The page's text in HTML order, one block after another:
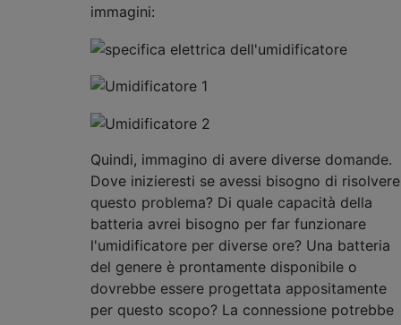
immagini:
Quindi, immagino di avere diverse domande.
Dove inizieresti se avessi bisogno di risolvere
questo problema? Di quale capacità della
batteria avrei bisogno per far funzionare
l'umidificatore per diverse ore? Una batteria
del genere è prontamente disponibile o
dovrebbe essere progettata appositamente
per questo scopo? La connessione potrebbe